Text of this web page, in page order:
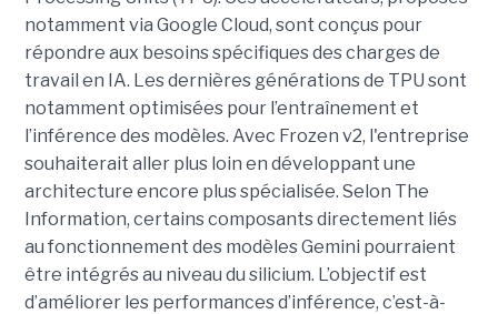
notamment via Google Cloud, sont conçus pour
répondre aux besoins spécifiques des charges de
travail en IA. Les dernières générations de TPU sont
notamment optimisées pour l’entraînement et
l’inférence des modèles. Avec Frozen v2, l'entreprise
souhaiterait aller plus loin en développant une
architecture encore plus spécialisée. Selon The
Information, certains composants directement liés
au fonctionnement des modèles Gemini pourraient
être intégrés au niveau du silicium. L’objectif est
d’améliorer les performances d’inférence, c’est-à-